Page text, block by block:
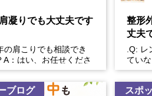
凝りでも大丈夫です
の肩こりでも相談でき
A：はい、お任せくださ
的な肩こりの原因は姿勢
慣など様々です。...
整形
丈夫
.Q: レ
てい
か？
身体
ブログ スポ